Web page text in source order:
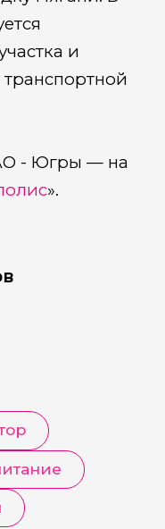
и
- Югры — на
».